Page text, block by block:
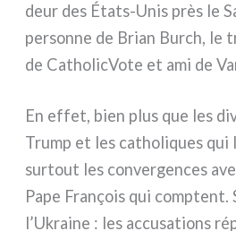
deur des États-Unis près le
per­son­ne de Brian Burch, le
de CatholicVote et ami de
En effet, bien plus que les
Trump et les catho­li­ques qui
sur­tout les con­ver­gen­ces
Pape François qui
l’Ukraine : les accu­sa­tions